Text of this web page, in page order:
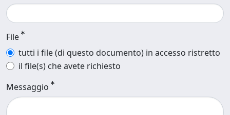
File
tutti i file (di questo documento) in accesso ristretto
il file(s) che avete richiesto
Messaggio